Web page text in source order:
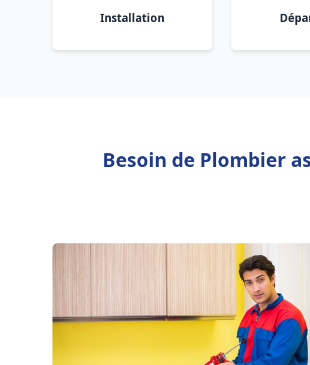
Installation
Besoin de Plombier